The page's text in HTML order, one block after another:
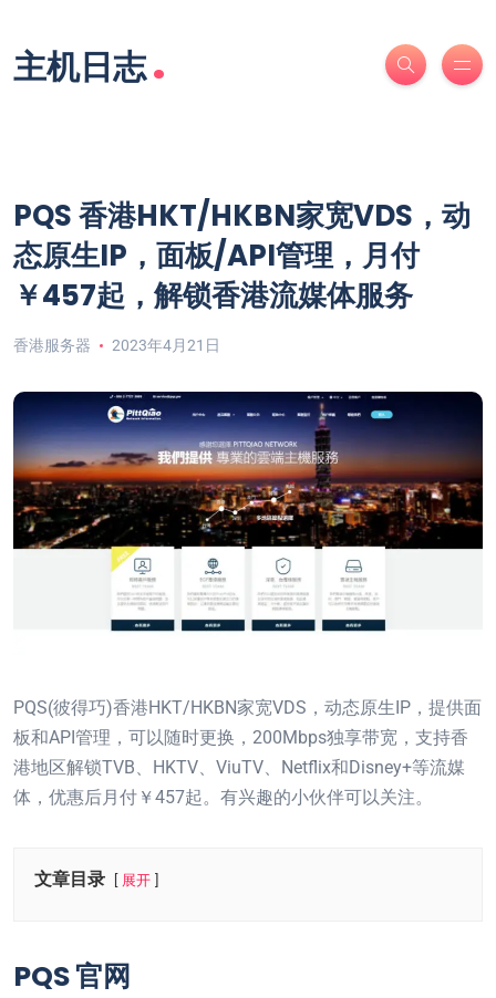
主机日志.
PQS 香港HKT/HKBN家宽VDS，动
态原生IP，面板/API管理，月付
￥457起，解锁香港流媒体服务
香港服务器 2023年4月21日
PQS(彼得巧)香港HKT/HKBN家宽VDS，动态原生IP，提供面
板和API管理，可以随时更换，200Mbps独享带宽，支持香
港地区解锁TVB、HKTV、ViuTV、Netflix和Disney+等流媒
体，优惠后月付￥457起。有兴趣的小伙伴可以关注。
文章目录 展开
PQS 官网